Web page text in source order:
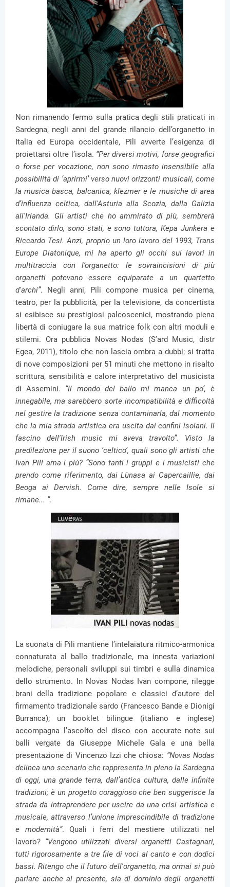
Non rimanendo fermo sulla pratica degli stili praticati in
Sardegna, negli anni del grande rilancio dell’organetto in
Italia ed Europa occidentale, Pili avverte l’esigenza di
proiettarsi oltre l’isola. “Per diversi motivi, forse geografici
o forse per vocazione, non sono rimasto insensibile alla
possibilità di ‘aprirmi’ verso nuovi orizzonti musicali, come
la musica basca, balcanica, klezmer e le musiche di area
d’influenza celtica, dall'Asturia alla Scozia, dalla Galizia
all'Irlanda. Gli artisti che ho ammirato di più, sembrerà
scontato dirlo, sono stati, e sono tuttora, Kepa Junkera e
Riccardo Tesi. Anzi, proprio un loro lavoro del 1993, Trans
Europe Diatonique, mi ha aperto gli occhi sui lavori in
multitraccia con l’organetto: le sovraincisioni di più
organetti potevano essere equiparate a un quartetto
d'archi”. Negli anni, Pili compone musica per cinema,
teatro, per la pubblicità, per la televisione, da concertista
si esibisce su prestigiosi palcoscenici, mostrando piena
libertà di coniugare la sua matrice folk con altri moduli e
stilemi. Ora pubblica Novas Nodas (S’ard Music, distr
Egea, 2011), titolo che non lascia ombra a dubbi; si tratta
di nove composizioni per 51 minuti che mettono in risalto
scrittura, sensibilità e calore interpretativo del musicista
di Assemini. “Il mondo del ballo mi manca un po’, è
innegabile, ma sarebbero sorte incompatibilità e difficoltà
nel gestire la tradizione senza contaminarla, dal momento
che la mia strada artistica era uscita dai confini isolani. Il
fascino dell'Irish music mi aveva travolto”. Visto la
predilezione per il suono ‘celtico’, quali sono gli artisti che
Ivan Pili ama i più? “Sono tanti i gruppi e i musicisti che
prendo come riferimento, dai Lùnasa ai Capercaillie, dai
Beoga ai Dervish. Come dire, sempre nelle Isole si
rimane... ”.
La suonata di Pili mantiene l’intelaiatura ritmico-armonica
connaturata al ballo tradizionale, ma innesta variazioni
melodiche, personali sviluppi sui timbri e sulla dinamica
dello strumento. In Novas Nodas Ivan compone, rilegge
brani della tradizione popolare e classici d’autore del
firmamento tradizionale sardo (Francesco Bande e Dionigi
Burranca); un booklet bilingue (italiano e inglese)
accompagna l’ascolto del disco con accurate note sui
balli vergate da Giuseppe Michele Gala e una bella
presentazione di Vincenzo Izzi che chiosa: “Novas Nodas
delinea uno scenario che rappresenta in pieno la Sardegna
di oggi, una grande terra, dall’antica cultura, dalle infinite
tradizioni; è un progetto coraggioso che ben suggerisce la
strada da intraprendere per uscire da una crisi artistica e
musicale, attraverso l’unione imprescindibile di tradizione
e modernità”. Quali i ferri del mestiere utilizzati nel
lavoro? “Vengono utilizzati diversi organetti Castagnari,
tutti rigorosamente a tre file di voci al canto e con dodici
bassi. Ritengo che il futuro dell'organetto, ma ormai si può
parlare anche al presente, sia di dominio degli organetti